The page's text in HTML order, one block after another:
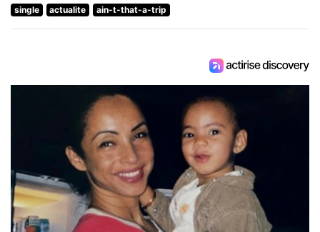
single
actualite ain-t-that-a-trip